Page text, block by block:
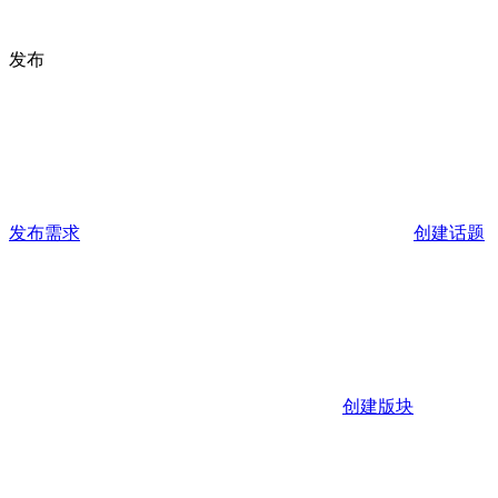
发布
发布需求 创建话题
创建版块